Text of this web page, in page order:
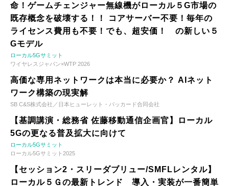
命！ゲームチェンジャー無線機がローカル５G市場の
既存概念を破壊する！！ コアサーバー不要！毎年の
ライセンス費用も不要！でも、超安価！ の新しい５
Gモデル
ローカル5Gサミット
ワイヤレスジャパン×WTP 2026
高価な専用ネットワークは本当に必要か？ AIネット
ワーク構築の現実解
SB C&S株式会社／日本ヒューレット・パッカード合同会社
【基調講演・総務省 佐藤移動通信企画官】ローカル
5Gの更なる普及拡大に向けて
ローカル5Gサミット
ローカル5Gサミット2025
【セッション2・スリーダブリュー/SMFLレンタル】
ローカル５Ｇの最新トレンド 導入・実装が一番簡単